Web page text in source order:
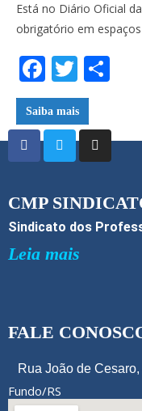
Está no Diário Oficial
obrigatório em
F
ac
e
b
o
o
k
T
w
itt
er
ar
e
Saiba mais
CMP
Sindicato dos
Leia mais
FALE
Rua João de
Fundo/RS